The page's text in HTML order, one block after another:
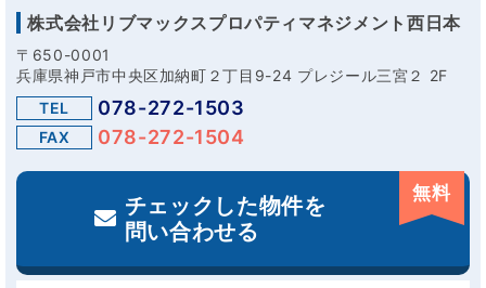
株式会社リブマックスプロパティマネジメント西日本
〒650-0001
兵庫県神戸市中央区加納町２丁目9-24 プレジール三宮２ 2F
TEL
078-272-1503
FAX 078-272-1504
チェックした物件を
問い合わせる
無料